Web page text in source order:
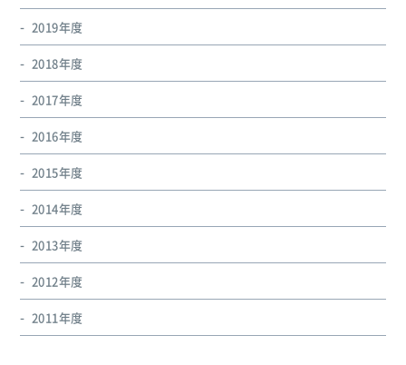
2019年度
2018年度
2017年度
2016年度
2015年度
2014年度
2013年度
2012年度
2011年度